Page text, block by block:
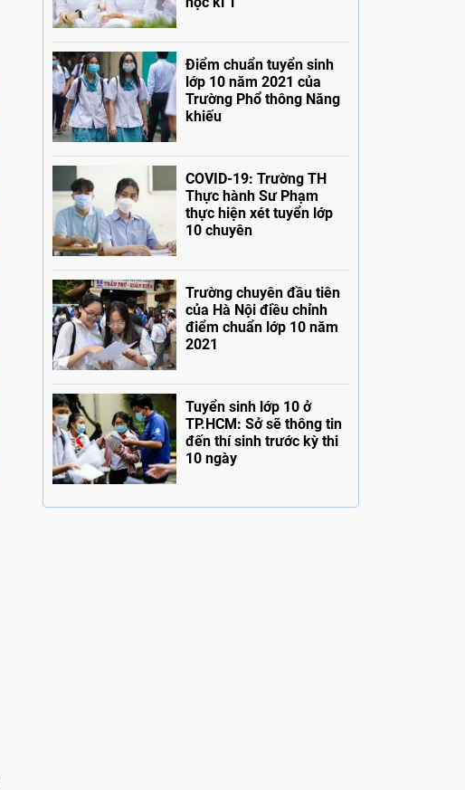
Điểm chuẩn tuyển sinh
lớp 10 năm 2021 của
Trường Phổ thông Năng
khiếu
COVID-19: Trường TH
Thực hành Sư Phạm
thực hiện xét tuyển lớp
10 chuyên
Trường chuyên đầu tiên
của Hà Nội điều chỉnh
điểm chuẩn lớp 10 năm
2021
Tuyển sinh lớp 10 ở
TP.HCM: Sở sẽ thông tin
đến thí sinh trước kỳ thi
10 ngày